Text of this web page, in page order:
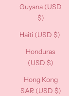
Guyana (USD
$)
Haiti (USD $)
Honduras
(USD $)
Hong Kong
SAR (USD $)